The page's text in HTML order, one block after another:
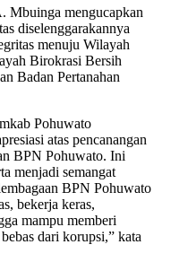
Mbuinga mengucapkan
diselenggarakannya
menuju Wilayah
Birokrasi Bersih
Badan Pertanahan
Pohuwato
atas pencanangan
BPN Pohuwato. Ini
menjadi semangat
BPN Pohuwato
bekerja keras,
mampu memberi
dari korupsi,” kata